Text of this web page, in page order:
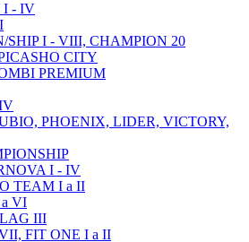
I - IV
SHIP I - VIII, CHAMPION 20
CITY
PREMIUM
PHOENIX, LIDER, VICTORY,
I - IV
TEAM I a II
VI
III
FIT ONE I a II